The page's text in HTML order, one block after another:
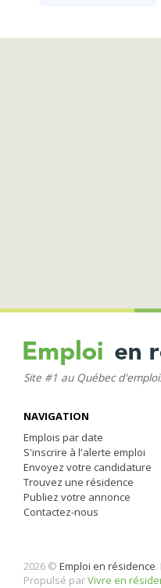
Site #1 au Québec
NAVIGATION
Emplois par date
S'inscrire à l'alerte emploi
Envoyez votre candidature
Trouvez une résidence
Publiez votre annonce
Contactez-nous
2026 © Emploi en résidence.
Propulsé parVivre en